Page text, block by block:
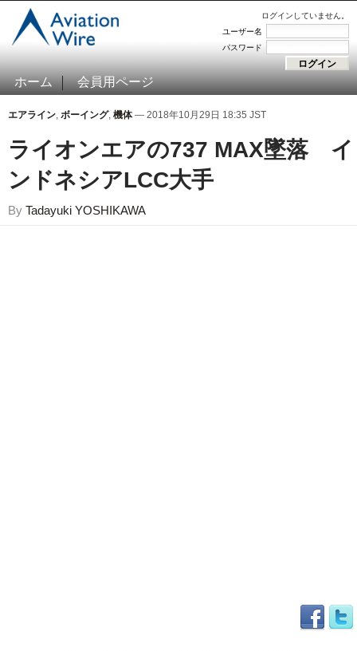
ログインしていません。
ユーザー名
パスワード
ホーム 会員用ページ
エアライン, ボーイング, 機体— 2018年10月29日 18:35 JST
ライオンエアの737 MAX墜落 イ
ンドネシアLCC大手
By Tadayuki YOSHIKAWA